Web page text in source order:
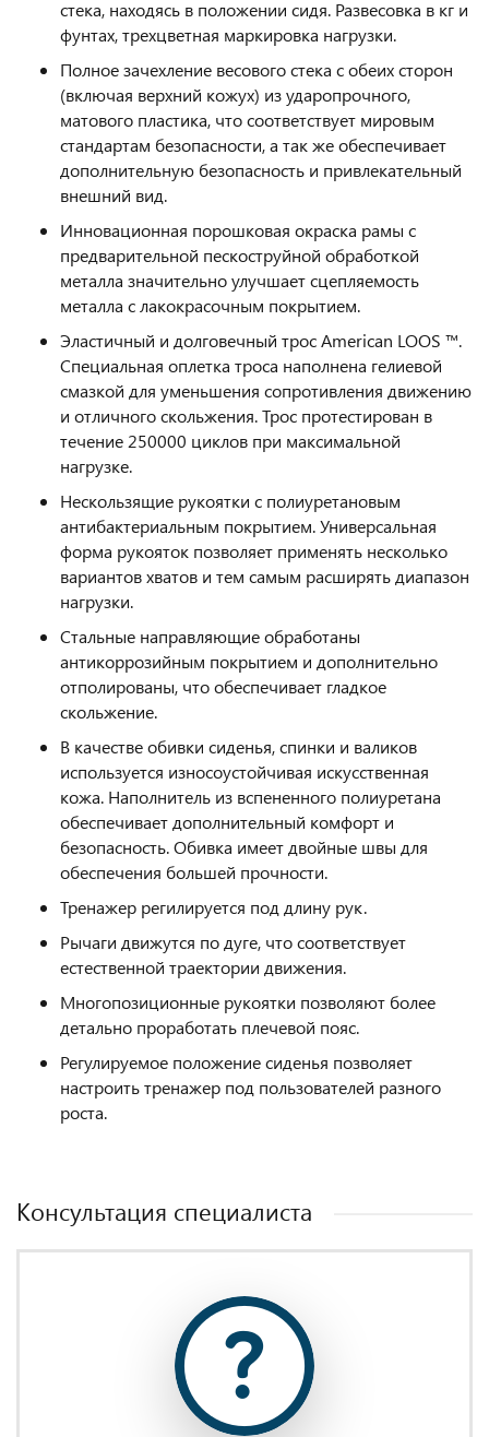
стека, находясь в положении сидя. Развесовка в кг и
фунтах, трехцветная маркировка нагрузки.
Полное зачехление весового стека с обеих сторон
(включая верхний кожух) из ударопрочного,
матового пластика, что соответствует мировым
стандартам безопасности, а так же обеспечивает
дополнительную безопасность и привлекательный
внешний вид.
Инновационная порошковая окраска рамы с
предварительной пескоструйной обработкой
металла значительно улучшает сцепляемость
металла с лакокрасочным покрытием.
Эластичный и долговечный трос American LOOS ™.
Специальная оплетка троса наполнена гелиевой
смазкой для уменьшения сопротивления движению
и отличного скольжения. Трос протестирован в
течение 250000 циклов при максимальной
нагрузке.
Нескользящие рукоятки с полиуретановым
антибактериальным покрытием. Универсальная
форма рукояток позволяет применять несколько
вариантов хватов и тем самым расширять диапазон
нагрузки.
Стальные направляющие обработаны
антикоррозийным покрытием и дополнительно
отполированы, что обеспечивает гладкое
скольжение.
В качестве обивки сиденья, спинки и валиков
используется износоустойчивая искусственная
кожа. Наполнитель из вспененного полиуретана
обеспечивает дополнительный комфорт и
безопасность. Обивка имеет двойные швы для
обеспечения большей прочности.
Тренажер регилируется под длину рук.
Рычаги движутся по дуге, что соответствует
естественной траектории движения.
Многопозиционные рукоятки позволяют более
детально проработать плечевой пояс.
Регулируемое положение сиденья позволяет
настроить тренажер под пользователей разного
роста.
Консультация специалиста